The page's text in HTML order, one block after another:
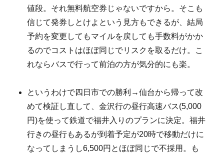
値段。それ無料航空券じゃないですから。そこも
信じて発券しとけよという見方もできるが、結局
予約を変更してもマイルを戻しても手数料がかか
るのでコストはほぼ同じでリスクを取るだけ。こ
れならバスで行って前泊の方が気分的にも楽。
というわけで四日市での勝利→仙台から帰って改
めて検証し直して、金沢行の昼行高速バス(5,000
円)を使って鉄道で福井入りのプランに決定。福井
行きの昼行もあるが到着予定が20時で移動だけに
なってしまうし6,500円とほぼ同じで不採用。も